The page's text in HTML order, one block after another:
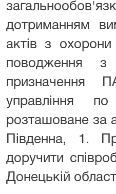
дотриманням
актів з
поводження з
призначення
управління
розташоване за
Південна, 1.
доручити
Донецькій